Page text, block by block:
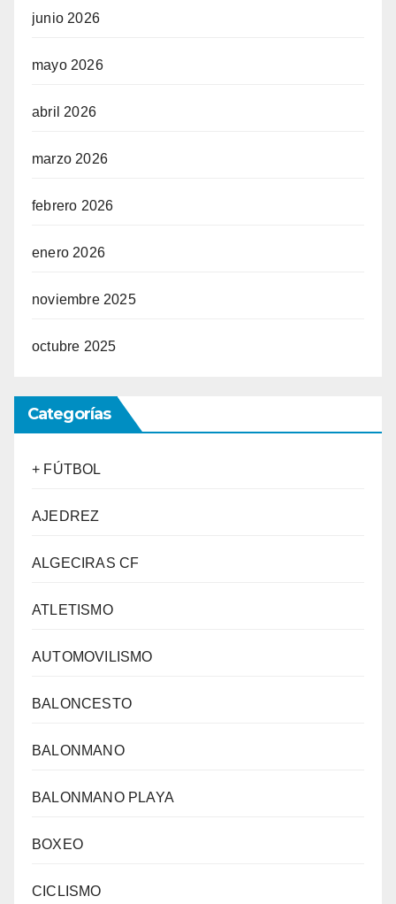
junio 2026
mayo 2026
abril 2026
marzo 2026
febrero 2026
enero 2026
noviembre 2025
octubre 2025
Categorías
+ FÚTBOL
AJEDREZ
ALGECIRAS CF
ATLETISMO
AUTOMOVILISMO
BALONCESTO
BALONMANO
BALONMANO PLAYA
BOXEO
CICLISMO